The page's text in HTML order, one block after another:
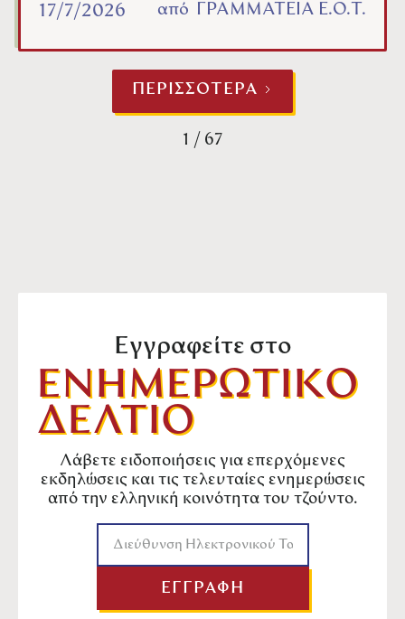
17/7/2026 από ΓΡΑΜΜΑΤΕΙΑ Ε.Ο.Τ.
ΠΕΡΙΣΣΟΤΕΡΑ
1 / 67
Εγγραφείτε στο
ΕΝΗΜΕΡΩΤΙΚΟ
ΔΕΛΤΙΟ
Λάβετε ειδοποιήσεις για επερχόμενες
εκδηλώσεις και τις τελευταίες ενημερώσεις
από την ελληνική κοινότητα του τζούντο.